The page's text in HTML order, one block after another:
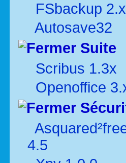
FSbackup 2.x
Autosave32
Suite
Scribus 1.3x
Openoffice
4.5